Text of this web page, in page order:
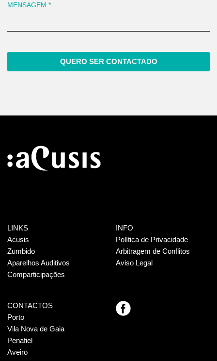
MENSAGEM *
QUERO SER CONTACTADO
LINKS
Acusis
Zumbido
Aparelhos Auditivos
Comparticipações
INFO
Política de Privacidade
Arbitragem de Conflitos
Aviso Legal
CONTACTOS
Porto
Vila Nova de Gaia
Penafiel
Aveiro